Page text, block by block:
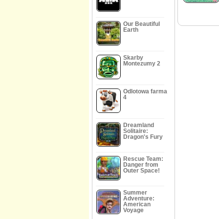
Our Beautiful
Earth
Skarby
Montezumy 2
Odlotowa farma
4
Dreamland
Solitaire:
Dragon's Fury
Rescue Team:
Danger from
Outer Space!
Summer
Adventure:
American
Voyage